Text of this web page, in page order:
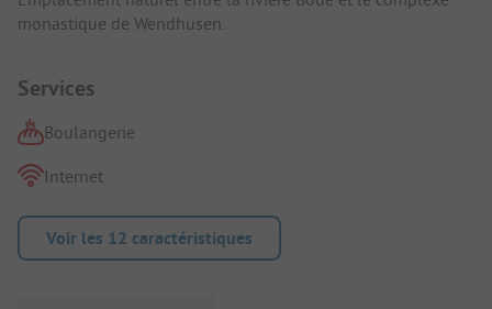
monastique de Wendhusen.
Services
Boulangerie
Internet
Voir les 12 caractéristiques